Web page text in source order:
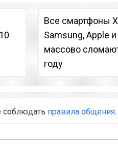
Все смартфоны
Samsung, Apple
массово
году
соблюдать правила общения.